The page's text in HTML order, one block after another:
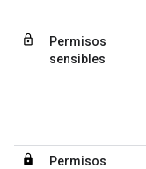
Permisos
sensibles
Permisos